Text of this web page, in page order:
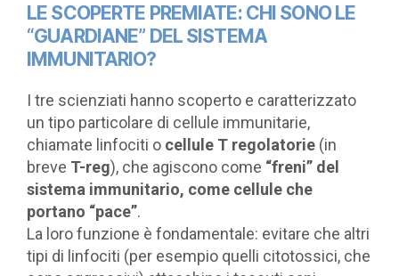
LE SCOPERTE PREMIATE: CHI SONO LE
“GUARDIANE” DEL SISTEMA
IMMUNITARIO?
I tre scienziati hanno scoperto e caratterizzato
un tipo particolare di cellule immunitarie,
chiamate linfociti o cellule T regolatorie (in
breve T-reg), che agiscono come “freni” del
sistema immunitario, come cellule che
portano “pace”.
La loro funzione è fondamentale: evitare che altri
tipi di linfociti (per esempio quelli citotossici, che